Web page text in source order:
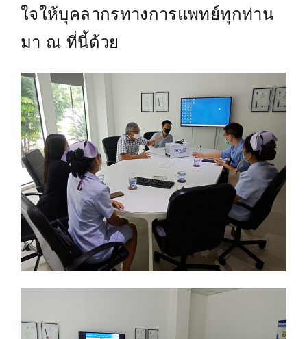
ใจให้บุคลากรทางการแพทย์ทุกท่าน
มา ณ ที่นี้ด้วย